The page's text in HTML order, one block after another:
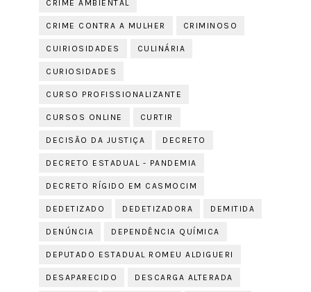
CRIME AMBIENTAL
CRIME CONTRA A MULHER CRIMINOSO
CUIRIOSIDADES CULINÁRIA
CURIOSIDADES
CURSO PROFISSIONALIZANTE
CURSOS ONLINE CURTIR
DECISÃO DA JUSTIÇA DECRETO
DECRETO ESTADUAL - PANDEMIA
DECRETO RÍGIDO EM CASMOCIM
DEDETIZADO DEDETIZADORA DEMITIDA
DENÚNCIA DEPENDÊNCIA QUÍMICA
DEPUTADO ESTADUAL ROMEU ALDIGUERI
DESAPARECIDO DESCARGA ALTERADA